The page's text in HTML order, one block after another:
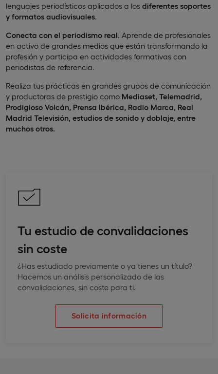
lenguajes periodísticos aplicados a los diferentes soportes
y formatos audiovisuales.
Conecta con el periodismo real. Aprende de profesionales
en activo de grandes medios que están transformando la
profesión y participa en actividades formativas con
periodistas de referencia.
Realiza tus prácticas en grandes grupos de comunicación
y productoras de prestigio como Mediaset, Telemadrid,
Prodigioso Volcán, Prensa Ibérica, Radio Marca, Real
Madrid Televisión, estudios de sonido y doblaje, entre
muchos otros.
Tu estudio de convalidaciones
sin coste
¿Has estudiado previamente o ya tienes un título?
Hacemos un análisis personalizado de las
convalidaciones, sin coste para ti.
Solicita información